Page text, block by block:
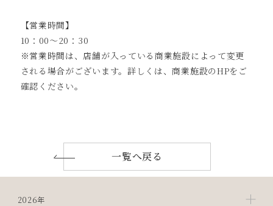
【営業時間】
10：00～20：30
※営業時間は、店舗が入っている商業施設によって変更
される場合がございます。詳しくは、商業施設のHPをご
確認ください。
一覧へ戻る
2026年